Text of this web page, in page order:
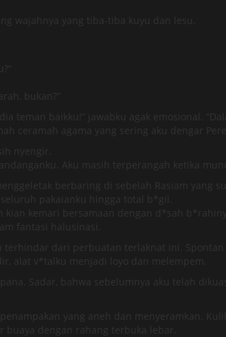
wajahnya yang tiba-tiba kuyu dan lesu.
bukan?”
teman baikku!” jawabku agak emosional.
ceramah agama yang sering aku dengar
nyengir.
Aku masih terperangah ketika
berbaring di sebelah Rasiam yang
pakaianku hingga total b*gil.
kian kemari bersamaan dengan d*sah
fantasi halusinasi.
dari perbuatan terlaknat ini.
alat v*talku menjadi loyo dan melempem.
Sadar, bahwa sebelumnya aku telah
yang aneh dan menyeramkan.
buaya dengan rahang terbuka lebar.